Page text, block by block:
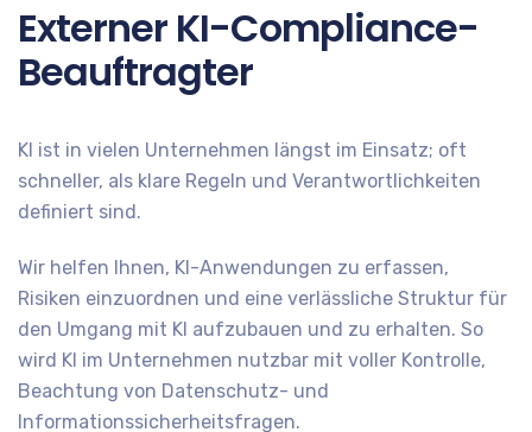
Externer KI-Compliance-
Beauftragter
KI ist in vielen Unternehmen längst im Einsatz; oft
schneller, als klare Regeln und Verantwortlichkeiten
definiert sind.
Wir helfen Ihnen, KI-Anwendungen zu erfassen,
Risiken einzuordnen und eine verlässliche Struktur für
den Umgang mit KI aufzubauen und zu erhalten. So
wird KI im Unternehmen nutzbar mit voller Kontrolle,
Beachtung von Datenschutz- und
Informationssicherheitsfragen.